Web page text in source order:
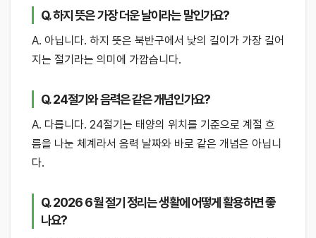
Q. 하지 뜻은 가장 더운 날이라는 말인가요?
A. 아닙니다. 하지 뜻은 북반구에서 낮의 길이가 가장 길어
지는 절기라는 의미에 가깝습니다.
Q. 24절기와 음력은 같은 개념인가요?
A. 다릅니다. 24절기는 태양의 위치를 기준으로 계절 흐
름을 나눈 체계라서 음력 날짜와 바로 같은 개념은 아닙니
다.
Q. 2026 6월 절기 정리는 생활에 어떻게 활용하면 좋
나요?